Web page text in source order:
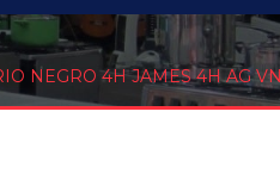
NEGRO 4H JAMES 4H AG